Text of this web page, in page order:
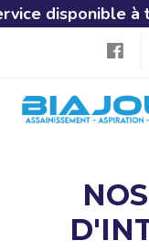
disponible à tout